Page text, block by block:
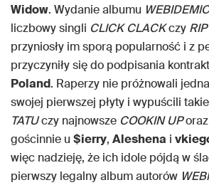
Widow. Wydanie albumu WEBIDEMIC
liczbowy singli CLICK CLACKczy
przyniosły im sporą popularność i z
przyczyniły się do podpisania
Poland. Raperzy nie próżnowali
swojej pierwszej płyty i wypuścili
TATUczy najnowsze COOKIN UP
gościnnie u $ierry, Aleshena i
więc nadzieję, że ich idole pójdą w
pierwszy legalny album autorów